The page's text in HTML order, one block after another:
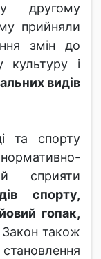
у другому
прийняли
змін до
культуру і
видів
та спорту
сприяти
спорту,
гопак,
Закон також